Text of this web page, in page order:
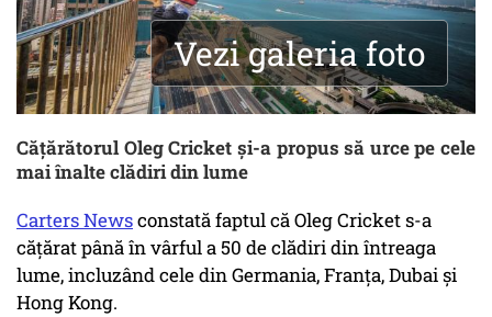
Vezi galeria foto
Cățărătorul Oleg Cricket și-a propus să urce pe cele
mai înalte clădiri din lume
Carters Newsconstată faptul că Oleg Cricket s-a
cățărat până în vârful a 50 de clădiri din întreaga
lume, incluzând cele din Germania, Franța, Dubai și
Hong Kong.